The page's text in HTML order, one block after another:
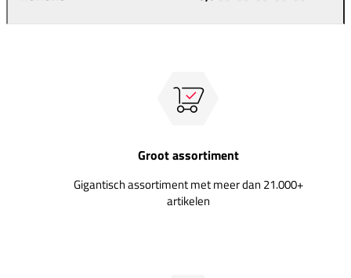
Groot assortiment
Gigantisch assortiment met meer dan 21.000+
artikelen